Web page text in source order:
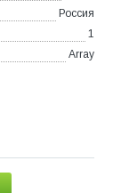
Россия
1
Array